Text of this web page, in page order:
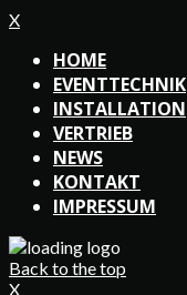
X
HOME
EVENTTECHNIK
INSTALLATION
VERTRIEB
NEWS
KONTAKT
IMPRESSUM
Back to the top
X